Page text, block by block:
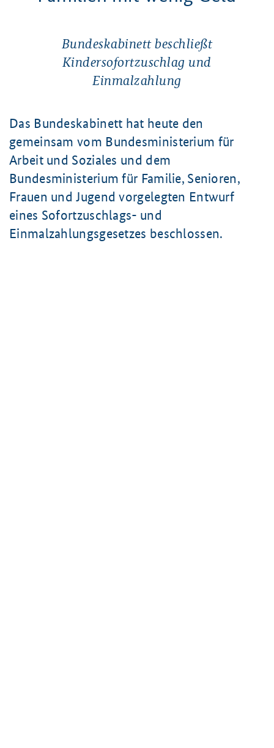
Bundeskabinett beschließt
Kindersofortzuschlag und
Einmalzahlung
Das Bundeskabinett hat heute den
gemeinsam vom Bundesministerium für
Arbeit und Soziales und dem
Bundesministerium für Familie, Senioren,
Frauen und Jugend vorgelegten Entwurf
eines Sofortzuschlags- und
Einmalzahlungsgesetzes beschlossen.